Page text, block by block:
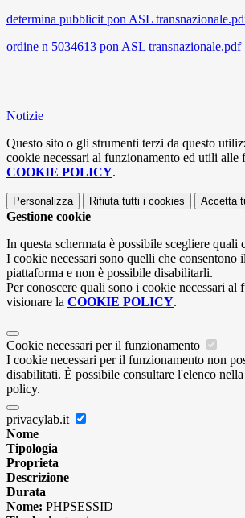
determina pubblicit pon ASL
ordine n 5034613 pon ASL transnazionale.pdf
Notizie
Questo sito o gli strumenti terzi da questo
cookie necessari al funzionamento ed utili alle
COOKIE POLICY.
Personalizza Rifiuta tutti i cookies Accetta
Gestione cookie
In questa schermata è possibile scegliere quali
I cookie necessari sono quelli che consentono
piattaforma e non è possibile disabilitarli.
Per conoscere quali sono i cookie necessari al
visionare la COOKIE POLICY.
Cookie necessari per il funzionamento
I cookie necessari per il funzionamento non
disabilitati. È possibile consultare l'elenco
policy.
privacylab.it
Nome
Tipologia
Proprieta
Descrizione
Durata
Nome: PHPSESSID